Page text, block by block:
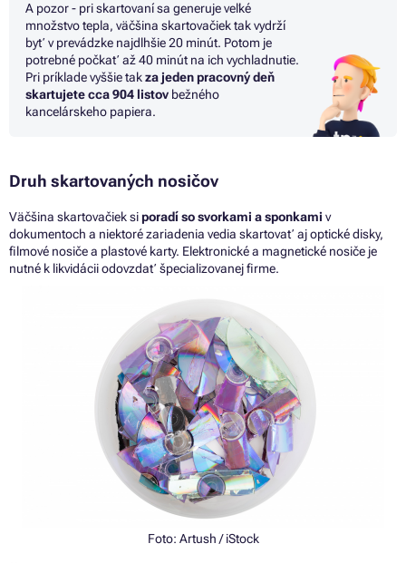
A pozor - pri skartovanísa generuje veľké
množstvo tepla, väčšina skartovačiek tak vydrží
byť vprevádzke najdlhšie20 minút. Potom je
potrebné počkať až40 minútna ich vychladnutie.
Pri príklade vyššie takza jeden pracovný deň
skartujete cca 904 listov bežného
kancelárskeho papiera.
Druh skartovaných nosičov
Väčšina skartovačiek siporadísosvorkami asponkami v
dokumentoch a niektoré zariadenia vedia skartovať ajoptické disky,
filmové nosičea plastové karty. Elektronickéa magnetické nosiče je
nutné k likvidácii odovzdať špecializovanej firme.
Foto: Artush / iStock